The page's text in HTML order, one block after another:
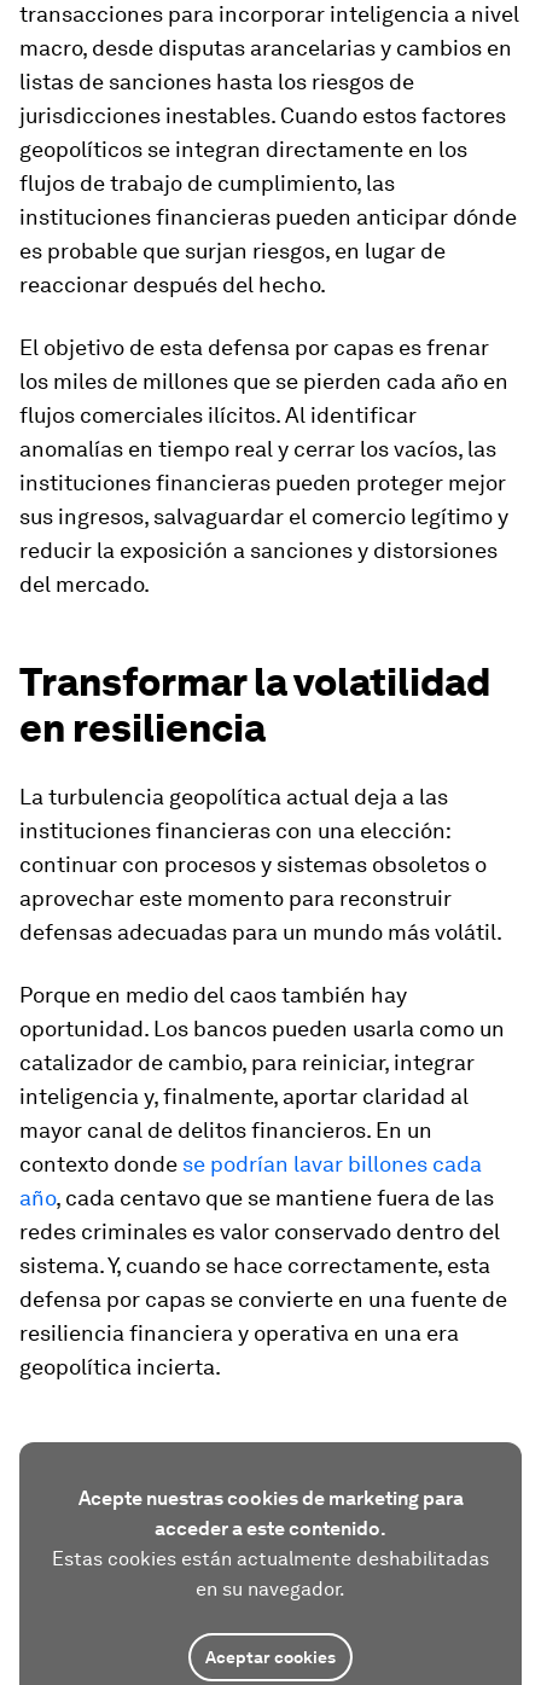
transacciones para incorporar inteligencia a nivel
macro, desde disputas arancelarias y cambios en
listas de sanciones hasta los riesgos de
jurisdicciones inestables. Cuando estos factores
geopolíticos se integran directamente en los
flujos de trabajo de cumplimiento, las
instituciones financieras pueden anticipar dónde
es probable que surjan riesgos, en lugar de
reaccionar después del hecho.
El objetivo de esta defensa por capas es frenar
los miles de millones que se pierden cada año en
flujos comerciales ilícitos. Al identificar
anomalías en tiempo real y cerrar los vacíos, las
instituciones financieras pueden proteger mejor
sus ingresos, salvaguardar el comercio legítimo y
reducir la exposición a sanciones y distorsiones
del mercado.
Transformar la volatilidad
en resiliencia
La turbulencia geopolítica actual deja a las
instituciones financieras con una elección:
continuar con procesos y sistemas obsoletos o
aprovechar este momento para reconstruir
defensas adecuadas para un mundo más volátil.
Porque en medio del caos también hay
oportunidad. Los bancos pueden usarla como un
catalizador de cambio, para reiniciar, integrar
inteligencia y, finalmente, aportar claridad al
mayor canal de delitos financieros. En un
contexto donde se podrían lavar billones cada
año, cada centavo que se mantiene fuera de las
redes criminales es valor conservado dentro del
sistema. Y, cuando se hace correctamente, esta
defensa por capas se convierte en una fuente de
resiliencia financiera y operativa en una era
geopolítica incierta.
Acepte nuestras cookies de marketing para
acceder a este contenido.
Estas cookies están actualmente deshabilitadas
en su navegador.
Aceptar cookies